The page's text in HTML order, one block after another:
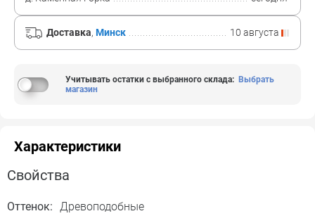
Доставка, Минск 10 августа
Учитывать остатки с выбранного склада: Выбрать
магазин
Характеристики
Свойства
Оттенок: Древоподобные